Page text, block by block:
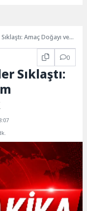
Amaç Doğayı ve
0
Sıklaştı: